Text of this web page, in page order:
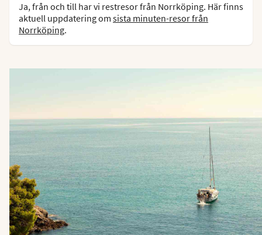
Ja, från och till har vi restresor från Norrköping. Här finns
aktuell uppdatering om sista minuten-resor från
Norrköping.